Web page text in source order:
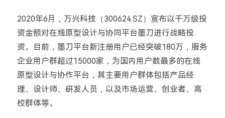
客服热线：4000-300624
2020年6月，万兴科技（300624.SZ）宣布以千万级投
资金额对在线原型设计与协同平台墨刀进行战略投
资。目前，墨刀平台新注册用户已经突破180万，服务
企业用户群超过15000家，为国内用户数最多的在线
原型设计与协作平台，其主要用户群体包括产品经
理、设计师、研发人员，以及市场运营、创业者、高
校群体等。